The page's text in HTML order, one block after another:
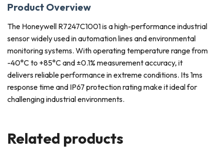
Product Overview
The Honeywell R7247C1001 is a high-performance industrial
sensor widely used in automation lines and environmental
monitoring systems. With operating temperature range from
-40°C to +85°C and ±0.1% measurement accuracy, it
delivers reliable performance in extreme conditions. Its 1ms
response time and IP67 protection rating make it ideal for
challenging industrial environments.
Related products